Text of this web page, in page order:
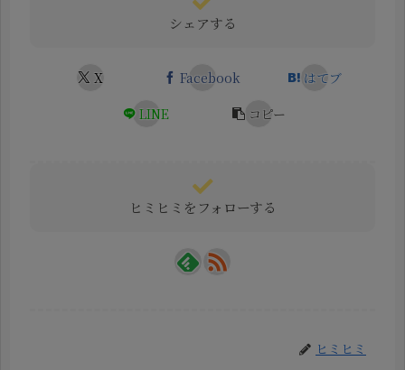
シェアする
X Facebook
はてブ
LINE
コピー
ヒミヒミをフォローする
ヒミヒミ